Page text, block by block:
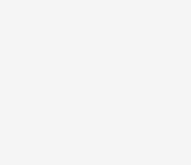
végezzék el,
szerint: